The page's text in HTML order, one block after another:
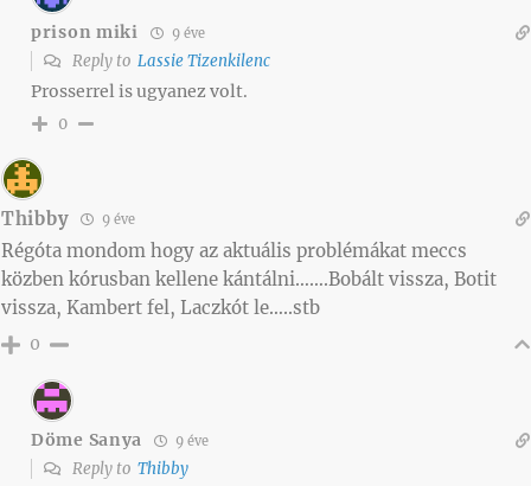
prison miki 9 éve
Reply to Lassie Tizenkilenc
Prosserrel is ugyanez volt.
0
Thibby 9 éve
Régóta mondom hogy az aktuális problémákat meccs
közben kórusban kellene kántálni…….Bobált vissza, Botit
vissza, Kambert fel, Laczkót le…..stb
0
Döme Sanya 9 éve
Reply to Thibby